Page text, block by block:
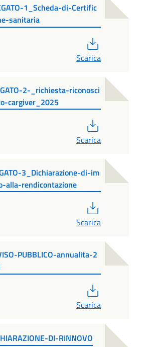
1_Scheda-di-Certific
sanitaria
Scarica
2-_richiesta-riconosci
cargiver_2025
Scarica
3_Dichiarazione-di-im
alla-rendicontazione
Scarica
PUBBLICO-annualita-2
Scarica
DI-RINNOVO